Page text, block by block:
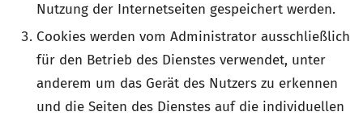
Nutzung der Internetseiten gespeichert werden.
Cookies werden vom Administrator ausschließlich
für den Betrieb des Dienstes verwendet, unter
anderem um das Gerät des Nutzers zu erkennen
und die Seiten des Dienstes auf die individuellen